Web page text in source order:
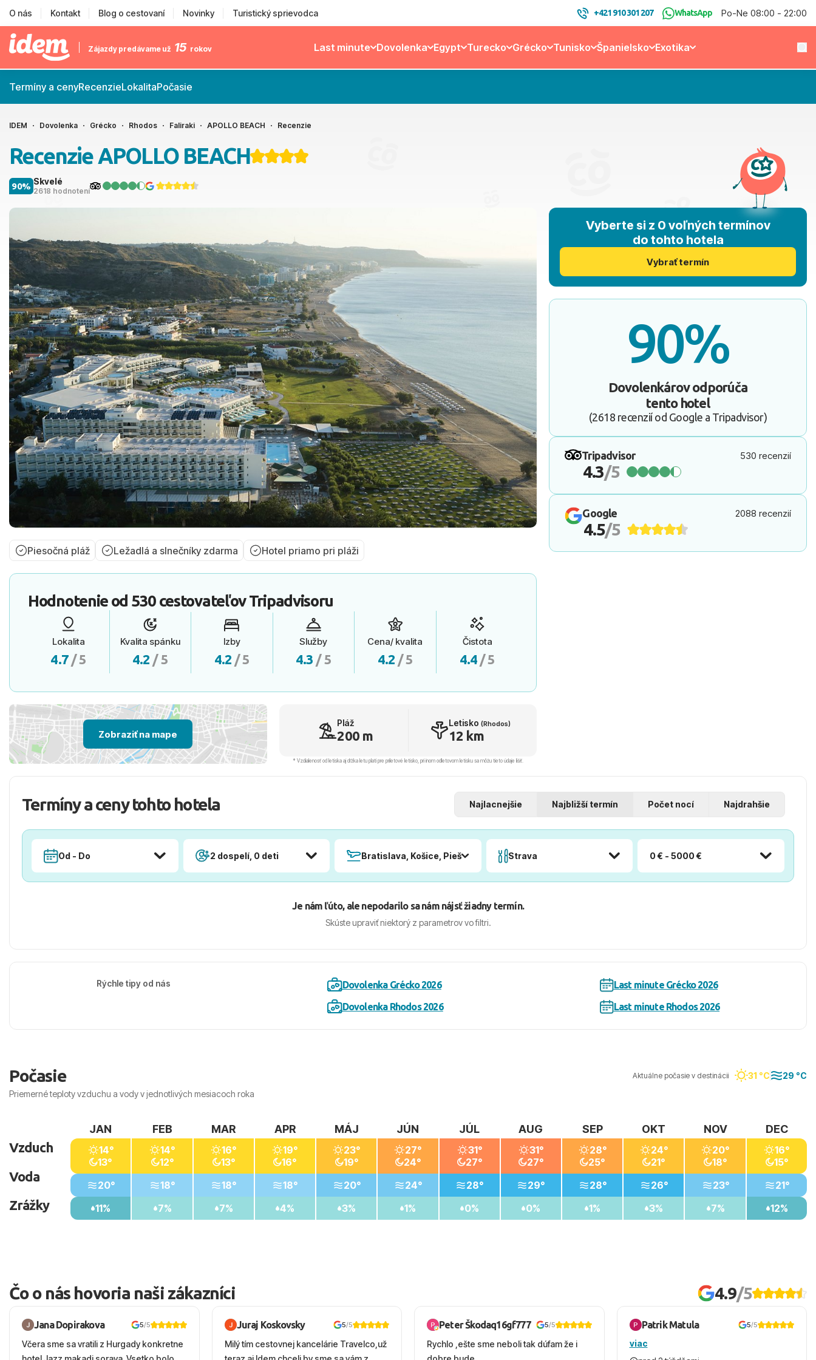
O nás Kontakt Blog o cestovaní Novinky Turistický sprievodca +421 910 301 207 WhatsApp Po-Ne 08:00 - 22:00
Zájazdy predávame už 15 rokov Last minute Dovolenka Egypt Turecko Grécko Tunisko Španielsko Exotika
Termíny a cenyRecenzieLokalitaPočasie
IDEM Dovolenka Grécko Rhodos Faliraki APOLLO BEACH Recenzie
Recenzie APOLLO BEACH
Skvelé
2618 hodnotení
90%
Piesočná pláž Ležadlá a slnečníky zdarma Hotel priamo pri pláži
Vyberte si z 0 voľných termínov
do tohto hotela
Vybrať termín
90%
Dovolenkárov odporúča
tento hotel
(2618 recenzií od Google a Tripadvisor)
Tripadvisor 530 recenzií
4.3/5
Google 2088 recenzií
4.5/5
Hodnotenie od 530 cestovateľovTripadvisoru
Lokalita
4.7 / 5
Kvalita spánku
4.2 / 5
Izby
4.2 / 5
Služby
4.3 / 5
Cena/ kvalita
4.2 / 5
Čistota
4.4 / 5
Zobraziť na mape
Pláž
200 m
Letisko (Rhodos)
12 km
* Vzdialenosť od letiska aj dľžka letu platí pre príletové letisko, pri inom odletovom letisku sa môžu tieto údaje líšiť.
Termíny a ceny tohto hotela Najlacnejšie Najbližší termín Počet nocí Najdrahšie
Od - Do 2 dospelí, 0 deti Bratislava, Košice, Piešťany, PopradStrava 0 € - 5000 €
Je nám ľúto, ale nepodarilo sa nám nájsť žiadny termín.
Skúste upraviť niektorý z parametrov vo filtri.
Rýchle tipy od nás Dovolenka Grécko 2026
Last minute Grécko 2026
Dovolenka Rhodos 2026
Last minute Rhodos 2026
Počasie
Priemerné teploty vzduchu a vody v jednotlivých mesiacoch roka
Aktuálne počasie v destinácii 31 °C 29 °C
Vzduch
Voda
Zrážky
JAN
14°
13°
20°
11%
FEB
14°
12°
18°
7%
MAR
16°
13°
18°
7%
APR
19°
16°
18°
4%
MÁJ
23°
19°
20°
3%
JÚN
27°
24°
24°
1%
JÚL
31°
27°
28°
0%
AUG
31°
27°
29°
0%
SEP
28°
25°
28°
1%
OKT
24°
21°
26°
3%
NOV
20°
18°
23°
7%
DEC
16°
15°
21°
12%
Čo o nás hovoria naši zákazníci 4.9/5
Jana Dopirakova 5/5
Včera sme sa vratili z Hurgady konkretne
Juraj Koskovsky 5/5
Milý tím cestovnej kancelárie Travelco,už
Peter Škodaq16gf777 5/5
Rychlo ,ešte sme neboli tak dúfam že i
Patrik Matula 5/5
viac